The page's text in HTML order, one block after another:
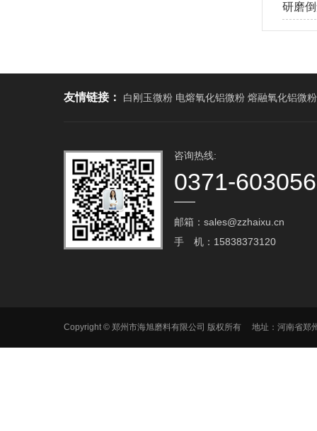
研磨
友情链接： 白刚玉微粉 电熔氧化铝微粉 熔融氧化铝微粉
咨询热线:
0371-
邮箱：sales@zzhaixu.cn
手 机：15838373120
Copyright © 郑州市海旭磨料有限公司 版权所有 地址：河南省